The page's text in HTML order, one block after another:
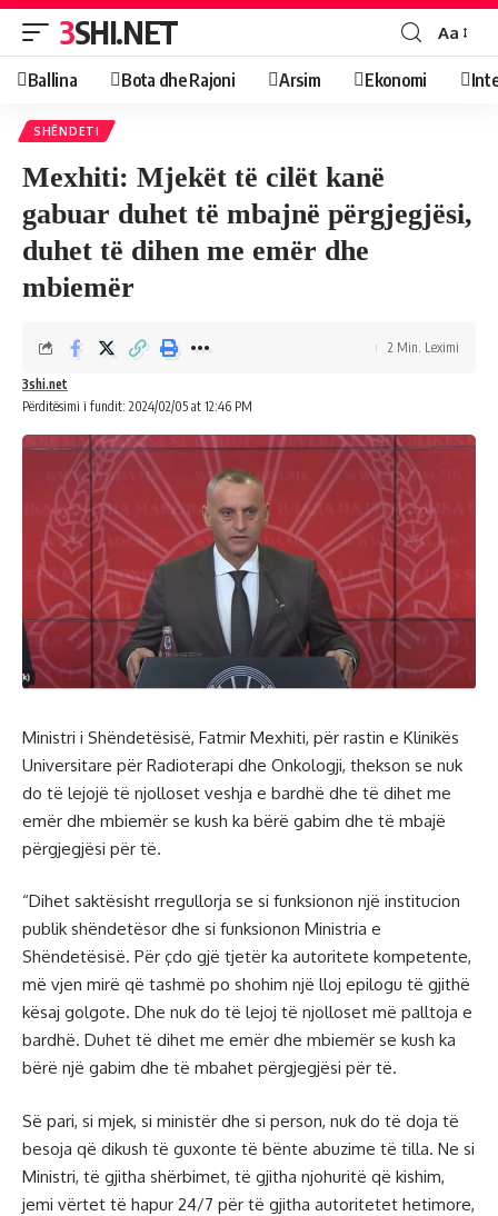
3SHI.NET Aa
Ballina Bota dhe Rajoni Arsim Ekonomi
SHËNDETI
Mexhiti: Mjekët të cilët kanë
gabuar duhet të mbajnë përgjegjësi,
duhet të dihen me emër dhe
mbiemër
Përditësimi i fundit: 2024/02/05 at 12:46 PM
3shi.net
2 Min. Leximi
Ministri i Shëndetësisë, Fatmir Mexhiti, për rastin e Klinikës
Universitare për Radioterapi dhe Onkologji, thekson se nuk
do të lejojë të njolloset veshja e bardhë dhe të dihet me
emër dhe mbiemër se kush ka bërë gabim dhe të mbajë
përgjegjësi për të.
“Dihet saktësisht rregullorja se si funksionon një institucion
publik shëndetësor dhe si funksionon Ministria e
Shëndetësisë. Për çdo gjë tjetër ka autoritete kompetente,
më vjen mirë që tashmë po shohim një lloj epilogu të gjithë
kësaj golgote. Dhe nuk do të lejoj të njolloset më palltoja e
bardhë. Duhet të dihet me emër dhe mbiemër se kush ka
bërë një gabim dhe të mbahet përgjegjësi për të.
Së pari, si mjek, si ministër dhe si person, nuk do të doja të
besoja që dikush të guxonte të bënte abuzime të tilla. Ne si
Ministri, të gjitha shërbimet, të gjitha njohuritë që kishim,
jemi vërtet të hapur 24/7 për të gjitha autoritetet hetimore,